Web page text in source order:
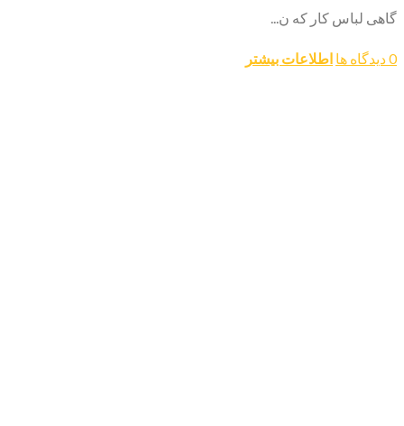
گاهی لباس کار که ن...
0 دیدگاه ها اطلاعات بیشتر